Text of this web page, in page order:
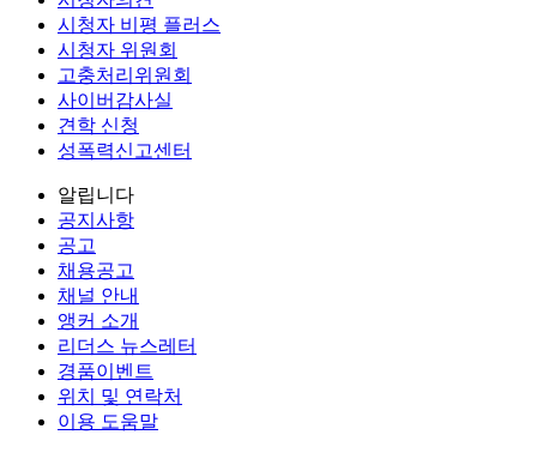
시청자 비평 플러스
시청자 위원회
고충처리위원회
사이버감사실
견학 신청
성폭력신고센터
알립니다
공지사항
공고
채용공고
채널 안내
앵커 소개
리더스 뉴스레터
경품이벤트
위치 및 연락처
이용 도움말